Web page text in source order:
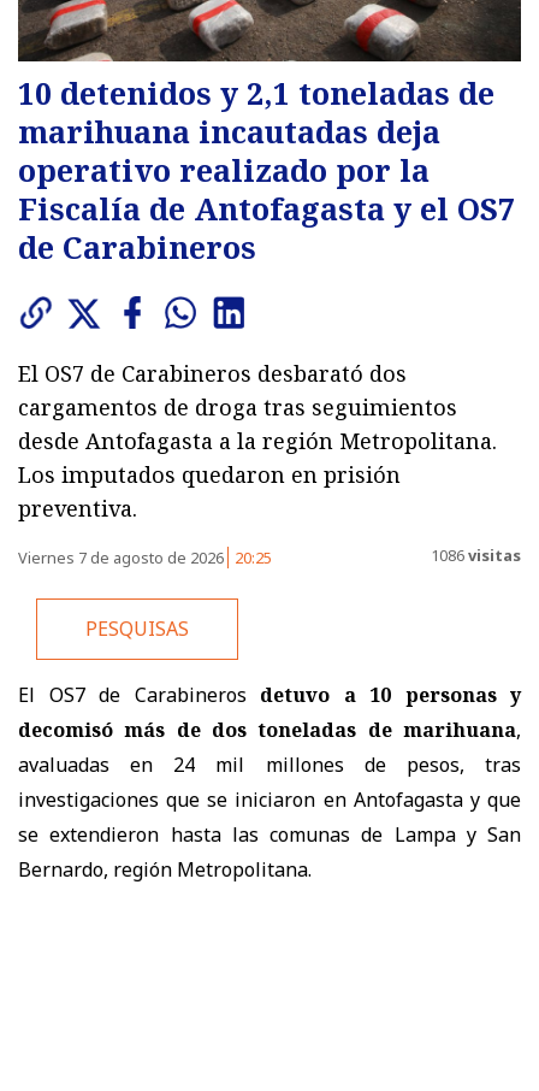
10 detenidos y 2,1 toneladas de
marihuana incautadas deja
operativo realizado por la
Fiscalía de Antofagasta y el OS7
de Carabineros
El OS7 de Carabineros desbarató dos
cargamentos de droga tras seguimientos
desde Antofagasta a la región Metropolitana.
Los imputados quedaron en prisión
preventiva.
Viernes 7 de agosto de 2026 20:25 1086visitas
PESQUISAS
El OS7 de Carabineros detuvo a 10 personas y
decomisó más de dos toneladas de marihuana,
avaluadas en 24 mil millones de pesos, tras
investigaciones que se iniciaron en Antofagasta y que
se extendieron hasta las comunas de Lampa y San
Bernardo, región Metropolitana.